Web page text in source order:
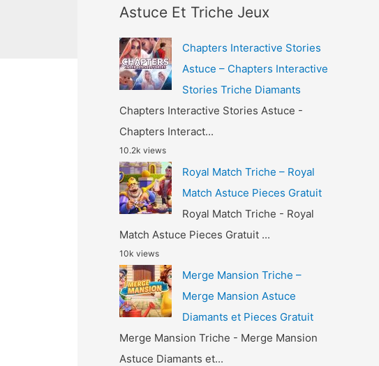
r
h
f
o
r
:
Astuce Et Triche Jeux
Chapters Interactive Stories
Astuce – Chapters Interactive
Stories Triche Diamants
Chapters Interactive Stories Astuce -
Chapters Interact...
10.2k views
Royal Match Triche – Royal
Match Astuce Pieces Gratuit
Royal Match Triche - Royal
Match Astuce Pieces Gratuit ...
10k views
Merge Mansion Triche –
Merge Mansion Astuce
Diamants et Pieces Gratuit
Merge Mansion Triche - Merge Mansion
Astuce Diamants et...